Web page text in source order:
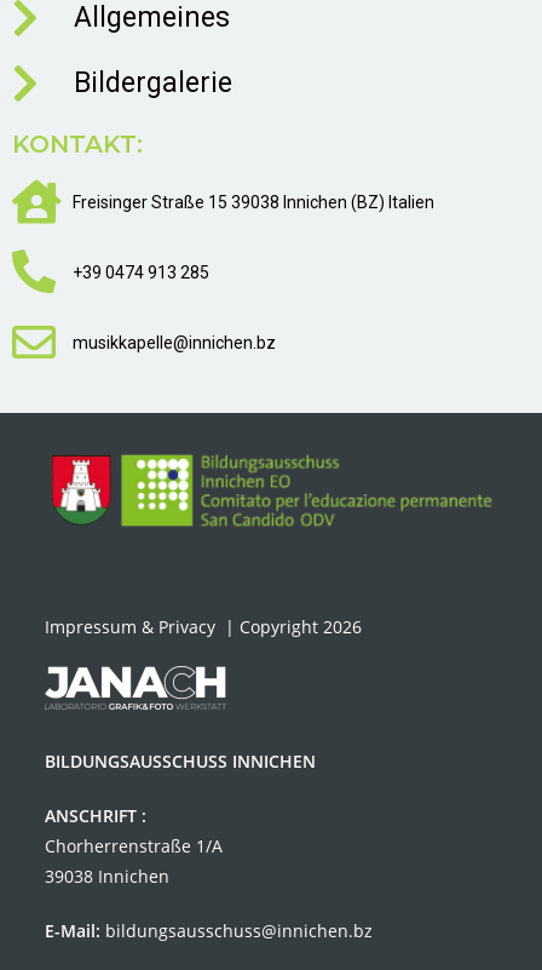
Allgemeines
Bildergalerie
KONTAKT:
Freisinger Straße 15 39038 Innichen (BZ) Italien
+39 0474 913 285
musikkapelle@innichen.bz
Impressum & Privacy | Copyright 2026
BILDUNGSAUSSCHUSS INNICHEN
ANSCHRIFT :
Chorherrenstraße 1/A
39038 Innichen
E-Mail: bildungsausschuss@innichen.bz